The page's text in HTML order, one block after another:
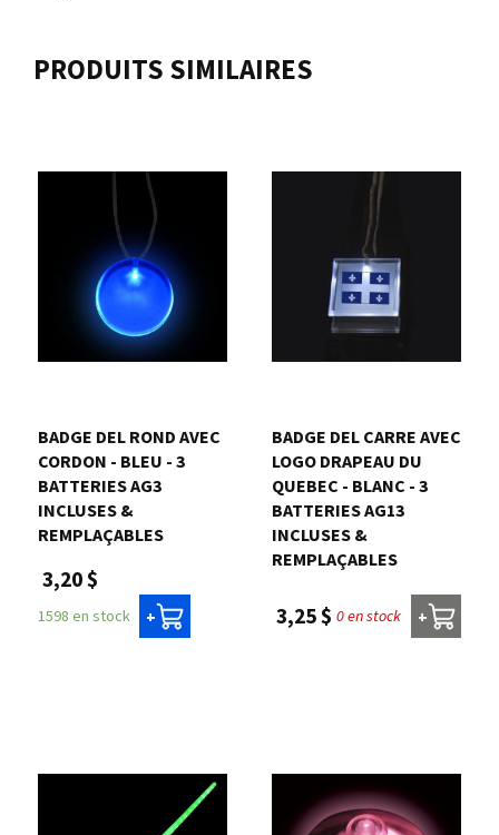
PRODUITS SIMILAIRES
BADGE DEL ROND AVEC
CORDON - BLEU - 3
BATTERIES AG3
INCLUSES &
REMPLAÇABLES
3,20 $
1598 en stock +
BADGE DEL CARRE AVEC
LOGO DRAPEAU DU
QUEBEC - BLANC - 3
BATTERIES AG13
INCLUSES &
REMPLAÇABLES
3,25 $ 0 en stock +